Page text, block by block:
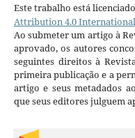
Este trabalho está
Attribution 4.0
Ao submeter um artigo à
aprovado, os autores
seguintes direitos à
primeira publicação e a
artigo e seus metadados
que seus editores julguem